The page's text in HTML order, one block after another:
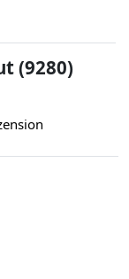
(9280)